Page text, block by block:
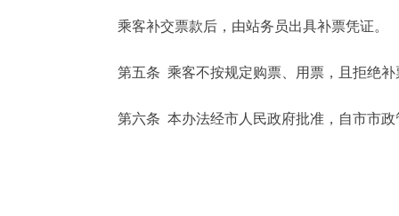
乘客补交票款后，由站务员出具补票凭证。
第五条 乘客不按规定购票、用票，且拒绝补
第六条 本办法经市人民政府批准，自市市政